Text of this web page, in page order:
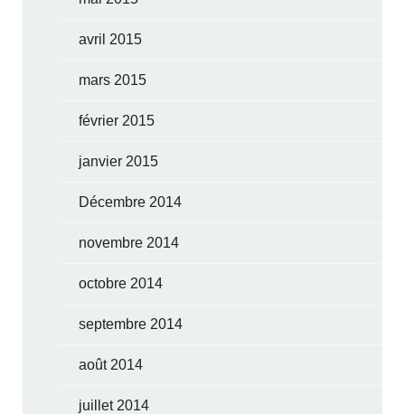
avril 2015
mars 2015
février 2015
janvier 2015
Décembre 2014
novembre 2014
octobre 2014
septembre 2014
août 2014
juillet 2014